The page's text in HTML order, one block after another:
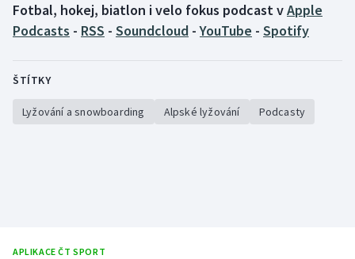
Lezení
Plavání
Fotbal, hokej, biatlon i velo fokus podcast vApple
Podcasts - RSS - Soundcloud -YouTube - Spotify
ŠTÍTKY
Lyžování a snowboarding Alpské lyžování Podcasty
APLIKACE ČT SPORT